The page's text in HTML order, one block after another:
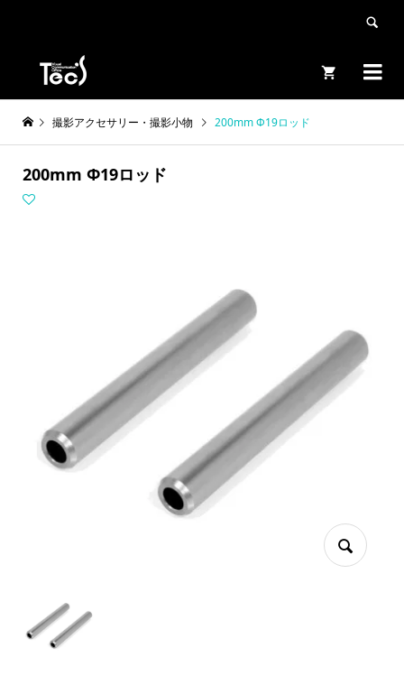


撮影アクセサリー・撮影小物 200mm Φ19ロッド
200mm Φ19ロッド